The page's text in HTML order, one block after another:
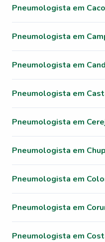
Pneumologista em
Pneumologista em
Pneumologista em
Pneumologista em
Pneumologista em
Pneumologista em
Pneumologista em
Pneumologista em
Pneumologista em